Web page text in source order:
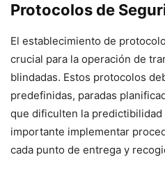
Protocolos de
El establecimiento de
crucial para la operación de
blindadas. Estos protocolos
predefinidas, paradas
que dificulten la
importante implementar
cada punto de entrega y